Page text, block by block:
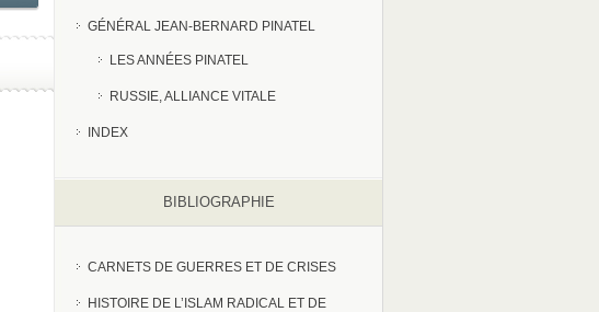
GÉNÉRAL JEAN-BERNARD PINATEL
LES ANNÉES PINATEL
RUSSIE, ALLIANCE VITALE
INDEX
BIBLIOGRAPHIE
CARNETS DE GUERRES ET DE CRISES
HISTOIRE DE L’ISLAM RADICAL ET DE